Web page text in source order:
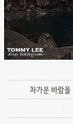
차가운 바람을